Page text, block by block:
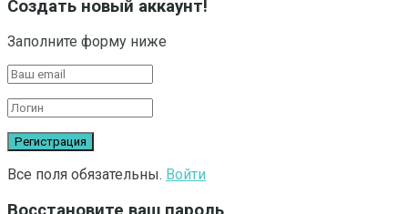
Создать новый аккаунт!
Заполните форму ниже
Все поля обязательны. Войти